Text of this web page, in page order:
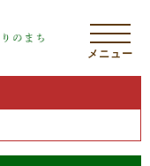
メニュー